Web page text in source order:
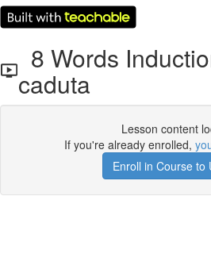
8 Words
caduta
Lesson content
If you're already enrolled,
Enroll in Course to